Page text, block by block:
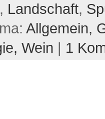
, Landschaft,
Allgemein,
Wein | 1